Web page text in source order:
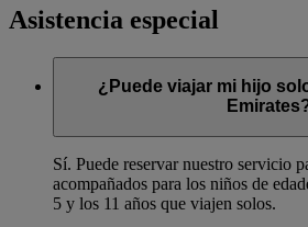
Asistencia especial
¿Puede viajar mi hijo
Sí. Puede reservar nuestro servicio
acompañados para los niños de
5 y los 11 años que viajen solos.